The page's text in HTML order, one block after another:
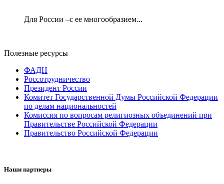
Для России –с ее многообразием...
Полезные ресурсы
ФАДН
Россотрудничество
Президент России
Комитет Государственной Думы Российской Федерации
по делам национальностей
Комиссия по вопросам религиозных объединений при
Правительстве Российской Федерации
Правительство Российской Федерации
Наши партнеры